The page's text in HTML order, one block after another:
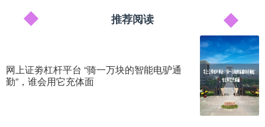
推荐阅读
网上证劵杠杆平台 “骑一万块的智能电驴通
勤”，谁会用它充体面